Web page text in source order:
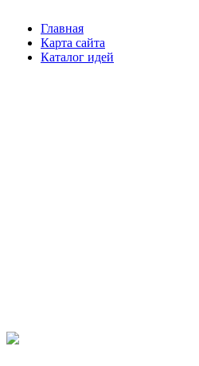
Главная
Карта сайта
Каталог идей